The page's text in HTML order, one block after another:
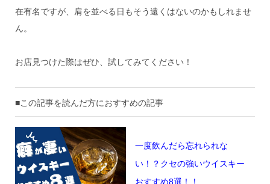
在有名ですが、肩を並べる日もそう遠くはないのかもしれませ
ん。
お店見つけた際はぜひ、試してみてください！
■この記事を読んだ方におすすめの記事
一度飲んだら忘れられな
い！？クセの強いウイスキー
おすすめ8選！！